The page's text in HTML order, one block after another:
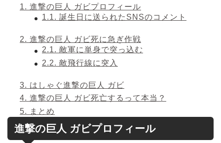
1. 進撃の巨人 ガビプロフィール
1.1. 誕生日に送られたSNSのコメント
2. 進撃の巨人 ガビ死に急ぎ作戦
2.1. 敵軍に単身で突っ込む
2.2. 敵飛行線に突入
3. はしゃぐ進撃の巨人 ガビ
4. 進撃の巨人 ガビ死亡するって本当？
5. まとめ
進撃の巨人 ガビプロフィール